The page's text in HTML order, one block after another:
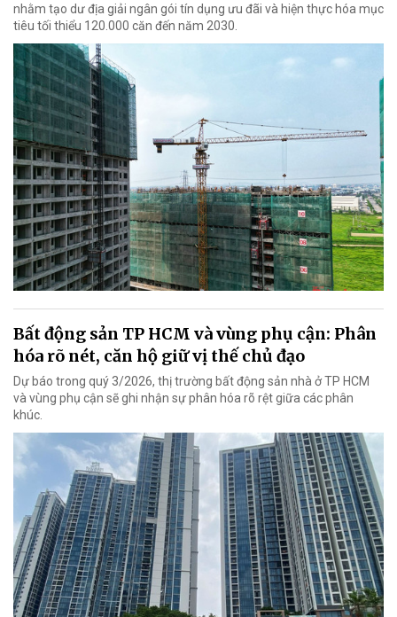
nhằm tạo dư địa giải ngân gói tín dụng ưu đãi và hiện thực hóa mục
tiêu tối thiểu 120.000 căn đến năm 2030.
Bất động sản TP HCM và vùng phụ cận: Phân
hóa rõ nét, căn hộ giữ vị thế chủ đạo
Dự báo trong quý 3/2026, thị trường bất động sản nhà ở TP HCM
và vùng phụ cận sẽ ghi nhận sự phân hóa rõ rệt giữa các phân
khúc.